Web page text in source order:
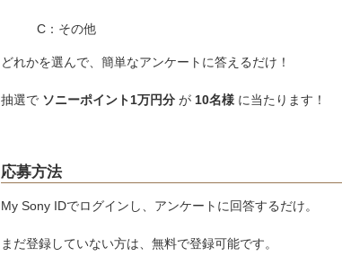
C：その他
どれかを選んで、簡単なアンケートに答えるだけ！
抽選で ソニーポイント1万円分が 10名様に当たります！
応募方法
My Sony IDでログインし、アンケートに回答するだけ。
まだ登録していない方は、無料で登録可能です。